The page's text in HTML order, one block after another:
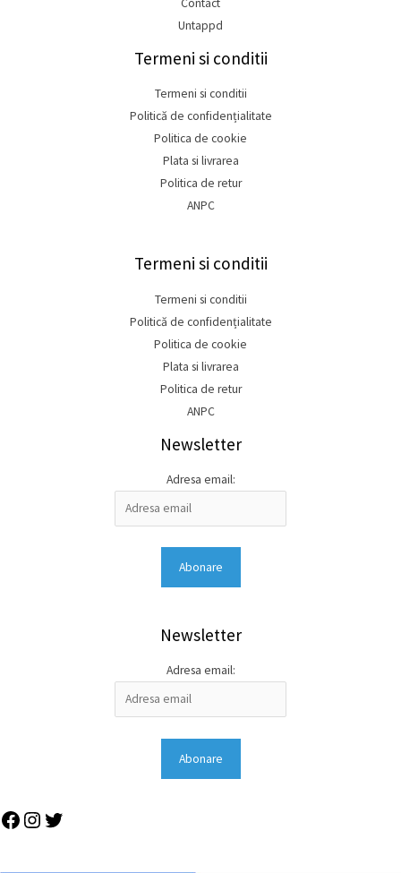
Untappd
Termeni si conditii
Termeni si conditii
Politică de confidențialitate
Politica de cookie
Plata si livrarea
Politica de retur
ANPC
Termeni si conditii
Termeni si conditii
Politică de confidențialitate
Politica de cookie
Plata si livrarea
Politica de retur
ANPC
Newsletter
Adresa email:
Newsletter
Adresa email: